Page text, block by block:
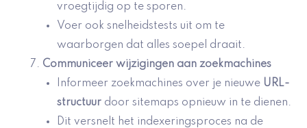
vroegtijdig op te sporen.
Voer ook snelheidstests uit om te
waarborgen dat alles soepel draait.
Communiceer wijzigingen aan zoekmachines
Informeer zoekmachines over je nieuwe URL-
structuur door sitemaps opnieuw in te dienen.
Dit versnelt het indexeringsproces na de